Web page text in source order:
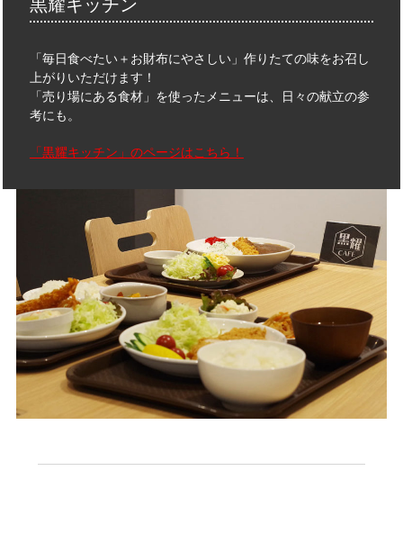
黒耀キッチン
「毎日食べたい＋お財布にやさしい」作りたての味をお召し
上がりいただけます！
「売り場にある食材」を使ったメニューは、日々の献立の参
考にも。
「黒耀キッチン」のページはこちら！